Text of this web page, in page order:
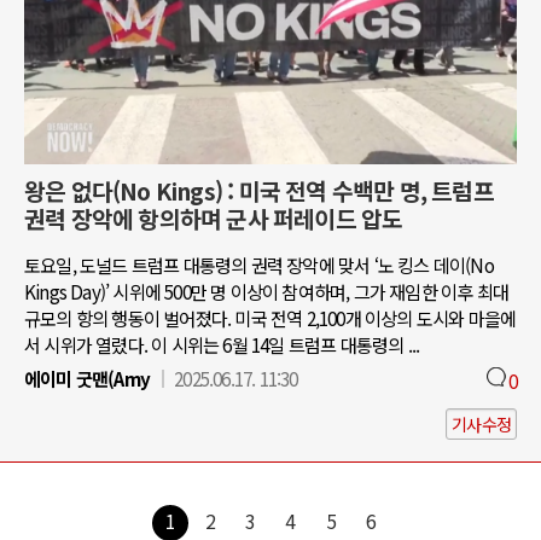
왕은 없다(No Kings) : 미국 전역 수백만 명, 트럼프
권력 장악에 항의하며 군사 퍼레이드 압도
토요일, 도널드 트럼프 대통령의 권력 장악에 맞서 ‘노 킹스 데이(No
Kings Day)’ 시위에 500만 명 이상이 참여하며, 그가 재임한 이후 최대
규모의 항의 행동이 벌어졌다. 미국 전역 2,100개 이상의 도시와 마을에
서 시위가 열렸다. 이 시위는 6월 14일 트럼프 대통령의 ...
에이미 굿맨(Amy
2025.06.17. 11:30 0
기사수정
1 2 3 4 5 6